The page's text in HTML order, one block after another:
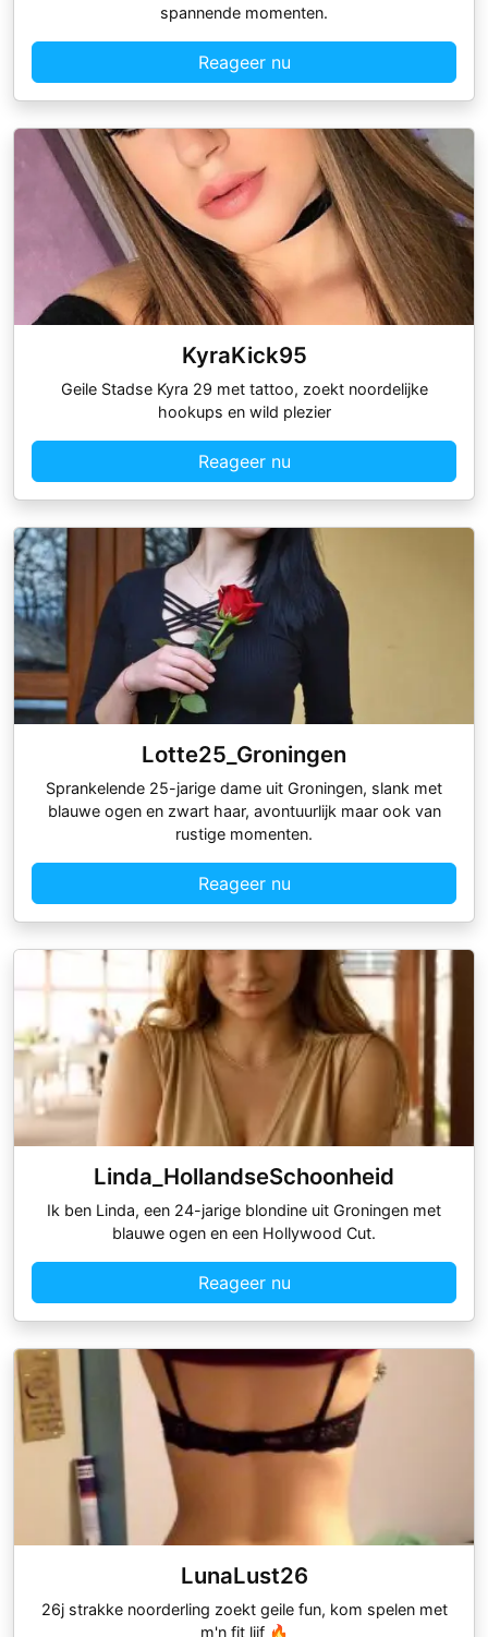
spannende momenten.
Reageer nu
KyraKick95
Geile Stadse Kyra 29 met tattoo, zoekt noordelijke
hookups en wild plezier
Reageer nu
Lotte25_Groningen
Sprankelende 25-jarige dame uit Groningen, slank met
blauwe ogen en zwart haar, avontuurlijk maar ook van
rustige momenten.
Reageer nu
Linda_HollandseSchoonheid
Ik ben Linda, een 24-jarige blondine uit Groningen met
blauwe ogen en een Hollywood Cut.
Reageer nu
LunaLust26
26j strakke noorderling zoekt geile fun, kom spelen met
m'n fit lijf 🔥